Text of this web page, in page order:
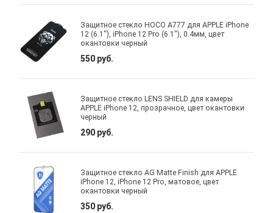
Защитное стекло HOCO A777 для APPLE iPhone
12 (6.1"), iPhone 12 Pro (6.1"), 0.4мм, цвет
окантовки черный
550 руб.
Защитное стекло LENS SHIELD для камеры
APPLE iPhone 12, прозрачное, цвет окантовки
черный
290 руб.
Защитное стекло AG Matte Finish для APPLE
iPhone 12, iPhone 12 Pro, матовое, цвет
окантовки черный
350 руб.